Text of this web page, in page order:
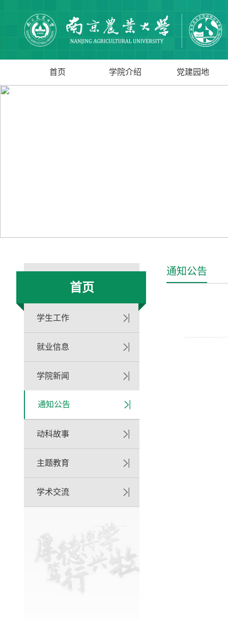
首页 学院介绍 党建园地
首页
学生工作
就业信息
学院新闻
通知公告
动科故事
主题教育
学术交流
通知公告